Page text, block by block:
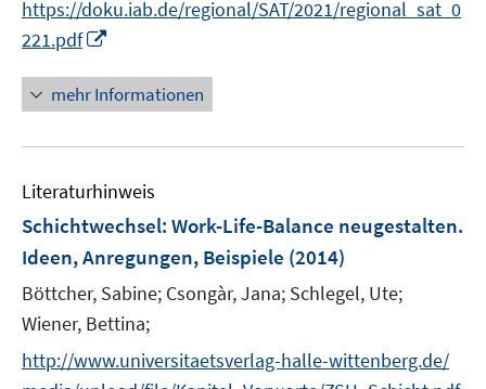
r
ö
f
e
n
u
e
F
s
t
f
n
F
s
f
https://doku.iab.de/regional/SAT/2021/regional_sat_0
221.pdf
n
e
u
m
F
n
s
t
r
mehr Informationen
Literaturhinweis
Schichtwechsel: Work-Life-Balance neugestalten.
Ideen, Anregungen, Beispiele (2014)
Böttcher, Sabine; Csongàr, Jana; Schlegel, Ute;
Wiener, Bettina;
http://www.universitaetsverlag-halle-wittenberg.de/